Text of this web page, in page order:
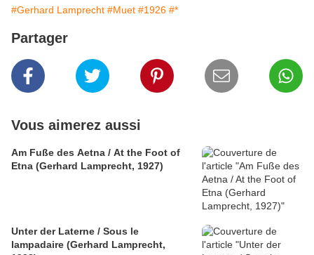
#Gerhard Lamprecht #Muet #1926 #*
Partager
Vous aimerez aussi
Am Fuße des Aetna / At the Foot of
Etna (Gerhard Lamprecht, 1927)
Unter der Laterne / Sous le
lampadaire (Gerhard Lamprecht,